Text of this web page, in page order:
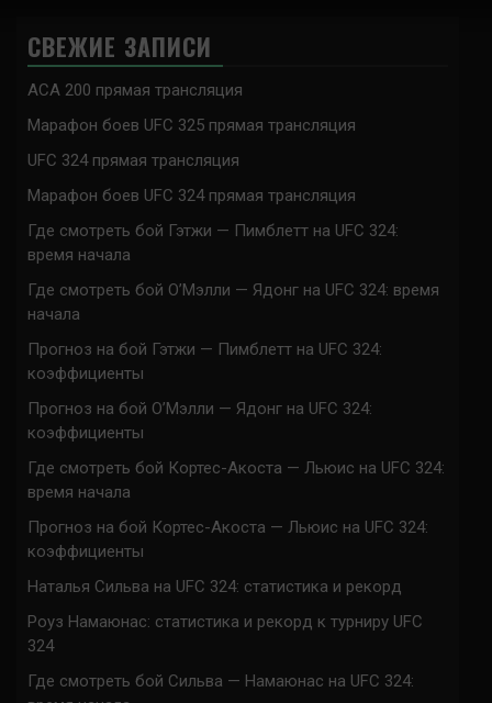
СВЕЖИЕ ЗАПИСИ
ACA 200 прямая трансляция
Марафон боев UFC 325 прямая трансляция
UFC 324 прямая трансляция
Марафон боев UFC 324 прямая трансляция
Где смотреть бой Гэтжи — Пимблетт на UFC 324:
время начала
Где смотреть бой О’Мэлли — Ядонг на UFC 324: время
начала
Прогноз на бой Гэтжи — Пимблетт на UFC 324:
коэффициенты
Прогноз на бой О’Мэлли — Ядонг на UFC 324:
коэффициенты
Где смотреть бой Кортес-Акоста — Льюис на UFC 324:
время начала
Прогноз на бой Кортес-Акоста — Льюис на UFC 324:
коэффициенты
Наталья Сильва на UFC 324: статистика и рекорд
Роуз Намаюнас: статистика и рекорд к турниру UFC
324
Где смотреть бой Сильва — Намаюнас на UFC 324: